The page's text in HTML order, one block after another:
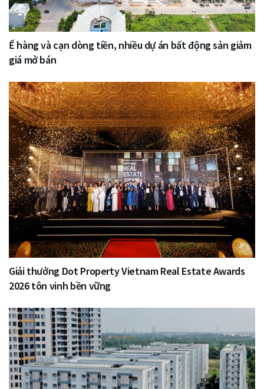
Ế hàng và cạn dòng tiền, nhiều dự án bất động sản giảm
giá mở bán
Giải thưởng Dot Property Vietnam Real Estate Awards
2026 tôn vinh bền vững